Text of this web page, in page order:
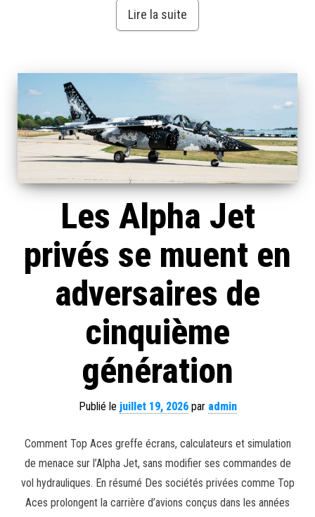
Lire la suite
Les Alpha Jet
privés se muent en
adversaires de
cinquième
génération
Publié le juillet 19, 2026par admin
Comment Top Aces greffe écrans, calculateurs et simulation
de menace sur l’Alpha Jet, sans modifier ses commandes de
vol hydrauliques. En résumé Des sociétés privées comme Top
Aces prolongent la carrière d’avions conçus dans les années